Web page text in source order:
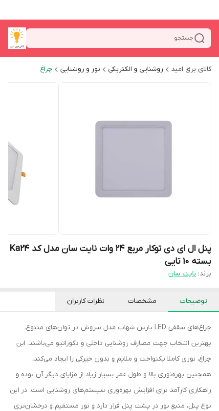
جستجو
کالای برق امید روشنایی و الکتریکی نور و روشنایی چراغ
پنل ال ای دی توکار مربع 24 وات نایت سان مدل کد Ka24
بسته 10 تایی
برند: نایت سان
توضیحات مشخصات نظرات کاربران
چراغ‌‎های سقفی LED پارس شهاب مدل سروش در توان‌های متنوع،
بهترین انتخاب جهت مصارف روشنایی داخلی و دکوراتیو می‌باشند. این
چراغ، نوری کاملا یکنواخت و ملایم و بدون خیرگی را ایجاد می‌کند،
همچنین بهره‌نوری بالا و طول عمر بسیار زیاد از مزایای دیگر آن بوده و
راهکاری کارآمد برای افزایش بهره‌وری سیستم‌های روشنایی است. در این
نوع پنل، منبع نور در پشت پنل قرار دارد و نور مستقیم و درخشان‌تری